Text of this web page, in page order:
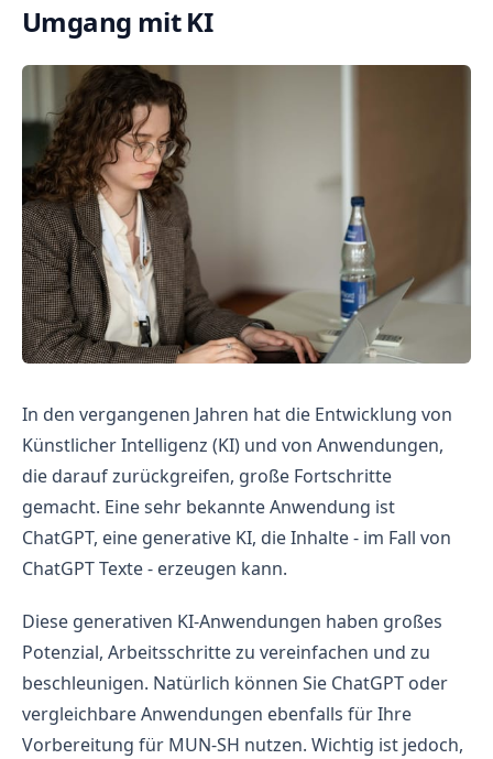
Umgang mit KI
In den vergangenen Jahren hat die Entwicklung von
Künstlicher Intelligenz (KI) und von Anwendungen,
die darauf zurückgreifen, große Fortschritte
gemacht. Eine sehr bekannte Anwendung ist
ChatGPT, eine generative KI, die Inhalte - im Fall von
ChatGPT Texte - erzeugen kann.
Diese generativen KI-Anwendungen haben großes
Potenzial, Arbeitsschritte zu vereinfachen und zu
beschleunigen. Natürlich können Sie ChatGPT oder
vergleichbare Anwendungen ebenfalls für Ihre
Vorbereitung für MUN-SH nutzen. Wichtig ist jedoch,